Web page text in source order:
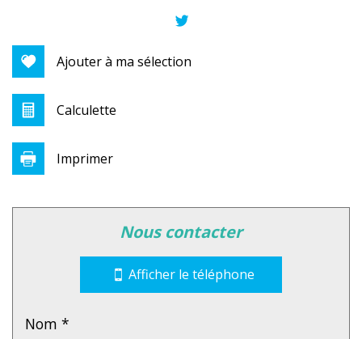
Leaflet|©JawgMaps
École maternelle
École primaire
Ajouter à ma sélection
Calculette
Imprimer
nous contacter
Afficher le téléphone